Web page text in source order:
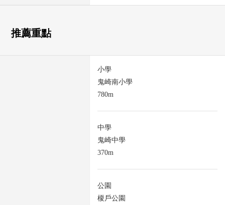
推薦重點
小學
鬼崎南小學
780m
中學
鬼崎中學
370m
公園
榎戶公園